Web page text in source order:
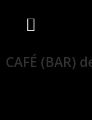
CAFÉ (BAR)